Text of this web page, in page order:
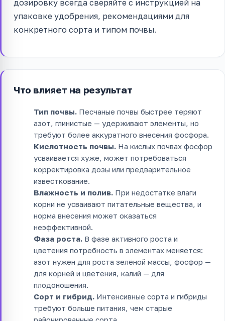
дозировку всегда сверяйте с инструкцией на
упаковке удобрения, рекомендациями для
конкретного сорта и типом почвы.
Что влияет на результат
Тип почвы. Песчаные почвы быстрее теряют
азот, глинистые — удерживают элементы, но
требуют более аккуратного внесения фосфора.
Кислотность почвы. На кислых почвах фосфор
усваивается хуже, может потребоваться
корректировка дозы или предварительное
известкование.
Влажность и полив. При недостатке влаги
корни не усваивают питательные вещества, и
норма внесения может оказаться
неэффективной.
Фаза роста. В фазе активного роста и
цветения потребность в элементах меняется:
азот нужен для роста зелёной массы, фосфор —
для корней и цветения, калий — для
плодоношения.
Сорт и гибрид. Интенсивные сорта и гибриды
требуют больше питания, чем старые